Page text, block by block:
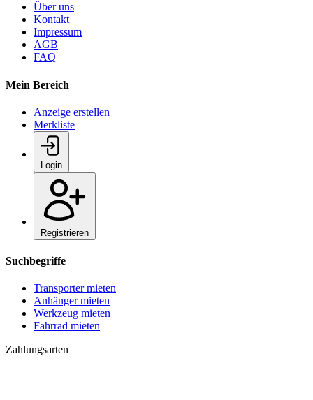
Über uns
Kontakt
Impressum
AGB
FAQ
Mein Bereich
Anzeige erstellen
Merkliste
Login
Registrieren
Suchbegriffe
Transporter mieten
Anhänger mieten
Werkzeug mieten
Fahrrad mieten
Zahlungsarten